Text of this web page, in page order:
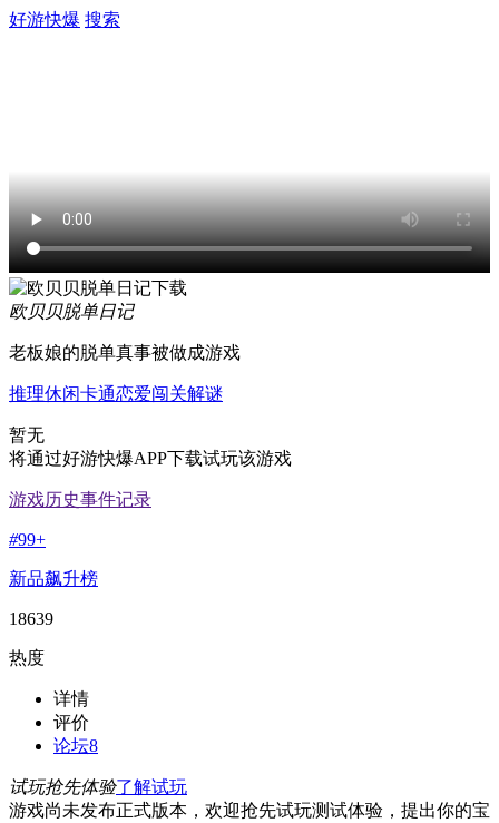
好游快爆 搜索
欧贝贝脱单日记
老板娘的脱单真事被做成游戏
推理休闲卡通恋爱闯关解谜
暂无
将通过好游快爆APP下载试玩该游戏
游戏历史事件记录
#99+
新品飙升榜
18639
热度
详情
评价
论坛8
试玩抢先体验了解试玩
游戏尚未发布正式版本，欢迎抢先试玩测试体验，提出你的宝